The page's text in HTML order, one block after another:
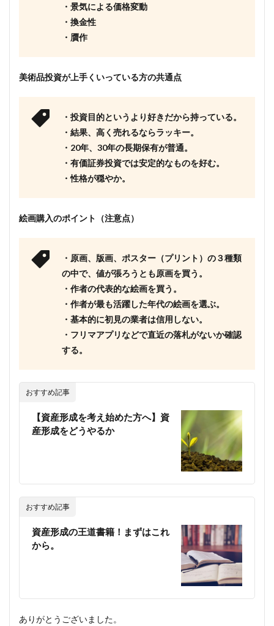
・景気による価格変動
・換金性
・贋作
美術品投資が上手くいっている方の共通点
・投資目的というより好きだから持っている。
・結果、高く売れるならラッキー。
・20年、30年の長期保有が普通。
・有価証券投資では安定的なものを好む。
・性格が穏やか。
絵画購入のポイント（注意点）
・原画、版画、ポスター（プリント）の３種類
の中で、値が張ろうとも原画を買う。
・作者の代表的な絵画を買う。
・作者が最も活躍した年代の絵画を選ぶ。
・基本的に初見の業者は信用しない。
・フリマアプリなどで直近の落札がないか確認
する。
おすすめ記事
【資産形成を考え始めた方へ】資
産形成をどうやるか
おすすめ記事
資産形成の王道書籍！まずはこれ
から。
ありがとうございました。